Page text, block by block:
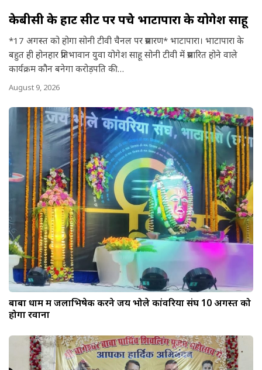
केबीसी के हाट सीट पर पहुंचे भाटापारा के योगेश साहू
*17 अगस्त को होगा सोनी टीवी चैनल पर प्रसारण* भाटापारा। भाटापारा के
बहुत ही होनहार प्रतिभावान युवा योगेश साहू सोनी टीवी में प्रसारित होने वाले
कार्यक्रम कौन बनेगा करोड़पति की…
August 9, 2026
बाबा धाम में जलाभिषेक करने जय भोले कांवरिया संघ 10 अगस्त को
होगा रवाना
a
r